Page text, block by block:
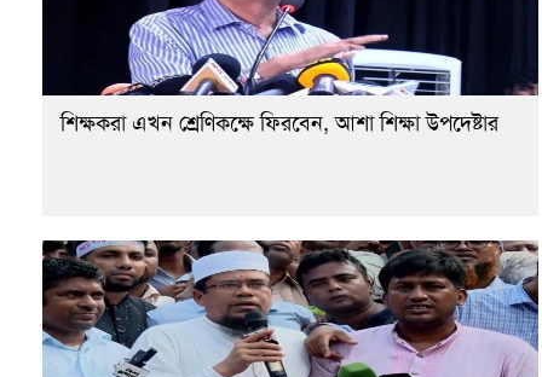
শিক্ষকরা এখন শ্রেণিকক্ষে ফিরবেন, আশা শিক্ষা উপদেষ্টার